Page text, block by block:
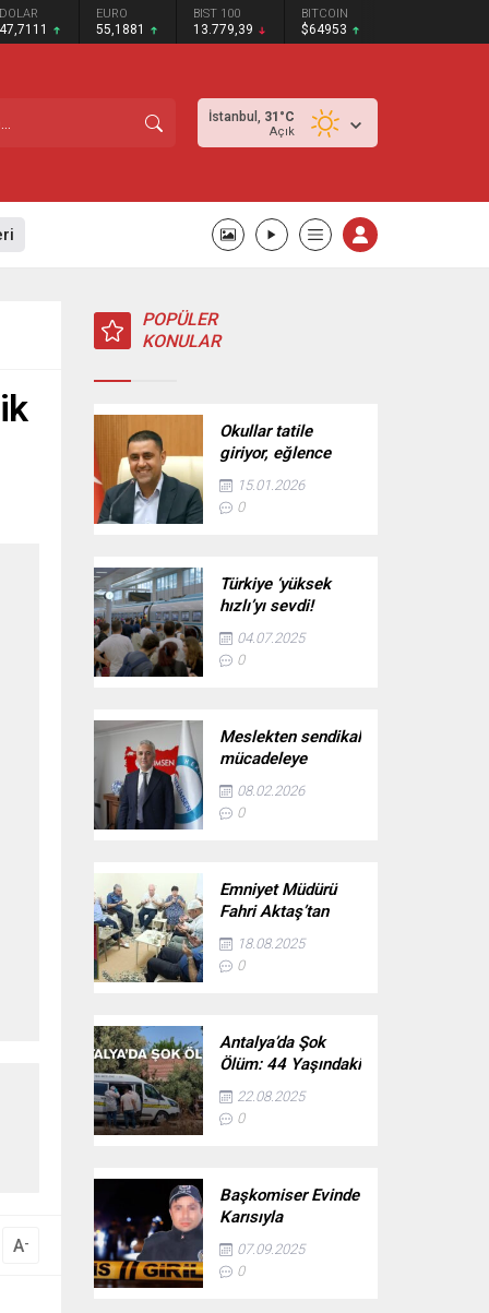
DOLAR
47,7111
EURO
55,1881
BIST 100
13.779,39
BITCOIN
$64953
İstanbul, 31 °C
Açık
A-
POPÜLER
KONULAR
Okullar tatile
giriyor, eğlence
Çukurova’da
başlıyor!
15.01.2026
0
Türkiye ‘yüksek
hızlı’yı sevdi!
Ankara-İstanbul
hattı 38 milyonu
taşıdı
04.07.2025
0
Meslekten sendikal
mücadeleye
uzanan yol: Uzm.
Dr. Adil Kurban –
Birlik Haber Ajansı
08.02.2026
0
Emniyet Müdürü
Fahri Aktaş’tan
şehit ailesine vefa
ziyareti
18.08.2025
0
Antalya’da Şok
Ölüm: 44 Yaşındaki
Adam Evinde Ölü
Bulundu
22.08.2025
0
Başkomiser Evinde
Karısıyla
Yakaladığı
Jandarma
Personelini Öldürdü
07.09.2025
0